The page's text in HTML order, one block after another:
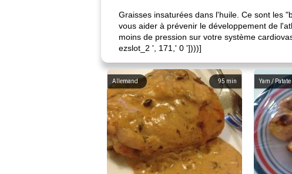
Graisses insaturées dans l'huile. Ce sont les
vous aider à prévenir le développement de
moins de pression sur votre système
ezslot_2 ', 171,' 0 '])))]
95min
Allemand Yam /